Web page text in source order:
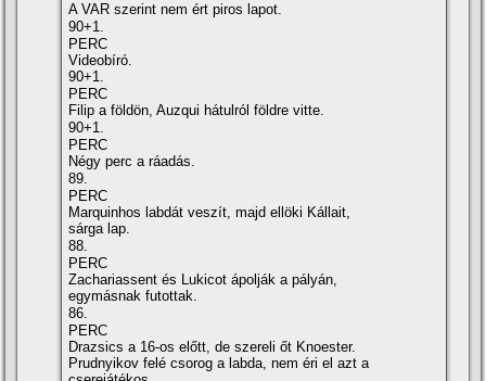
A VAR szerint nem ért piros lapot.
90+1.
PERC
Videobíró.
90+1.
PERC
Filip a földön, Auzqui hátulról földre vitte.
90+1.
PERC
Négy perc a ráadás.
89.
PERC
Marquinhos labdát veszít, majd ellöki Kállait,
sárga lap.
88.
PERC
Zachariassent és Lukicot ápolják a pályán,
egymásnak futottak.
86.
PERC
Drazsics a 16-os előtt, de szereli őt Knoester.
Prudnyikov felé csorog a labda, nem éri el azt a